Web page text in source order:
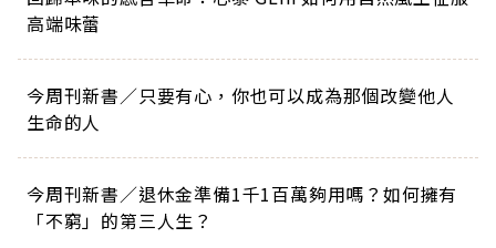
高端味蕾
今周刊新書／只要有心，你也可以成為那個改變他人
生命的人
今周刊新書／退休金準備1千1百萬夠用嗎？如何擁有
「不窮」的第三人生？